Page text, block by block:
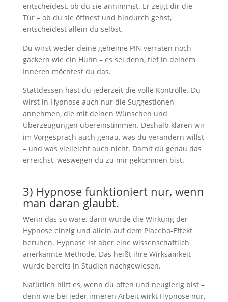
entscheidest, ob du sie annimmst. Er zeigt dir die
Tür – ob du sie öffnest und hindurch gehst,
entscheidest allein du selbst.
Du wirst weder deine geheime PIN verraten noch
gackern wie ein Huhn – es sei denn, tief in deinem
Inneren möchtest du das.
Stattdessen hast du jederzeit die volle Kontrolle. Du
wirst in Hypnose auch nur die Suggestionen
annehmen, die mit deinen Wünschen und
Überzeugungen übereinstimmen. Deshalb klären wir
im Vorgespräch auch genau, was du verändern willst
– und was vielleicht auch nicht. Damit du genau das
erreichst, weswegen du zu mir gekommen bist.
3) Hypnose funktioniert nur, wenn
man daran glaubt.
Wenn das so wäre, dann würde die Wirkung der
Hypnose einzig und allein auf dem Placebo-Effekt
beruhen. Hypnose ist aber eine wissenschaftlich
anerkannte Methode. Das heißt ihre Wirksamkeit
wurde bereits in Studien nachgewiesen.
Natürlich hilft es, wenn du offen und neugierig bist –
denn wie bei jeder inneren Arbeit wirkt Hypnose nur,